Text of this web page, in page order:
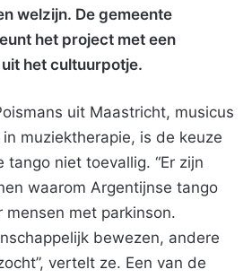
welzijn. De gemeente
het project met een
het cultuurpotje.
uit Maastricht, musicus
muziektherapie, is de keuze
tango niet toevallig. “Er zijn
waarom Argentijnse tango
met parkinson.
bewezen, andere
vertelt ze. Een van de